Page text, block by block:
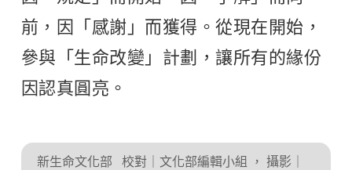
前，因「感謝」而獲得。從現在開始，
參與「生命改變」計劃，讓所有的緣份
因認真圓亮。
新生命文化部 校對｜文化部編輯小組 ， 攝影｜